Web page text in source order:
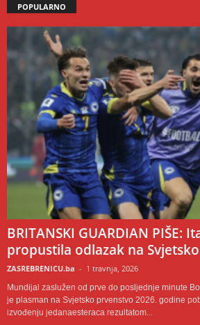
POPULARNO
BRITANSKI GUARDIAN PIŠE:
propustila odlazak na
ZASREBRENICU.ba - 1 travnja, 2026
Mundijal zaslužen od prve do posljednje minute
je plasman na Svjetsko prvenstvo 2026. godine
izvođenju jedanaesteraca rezultatom...